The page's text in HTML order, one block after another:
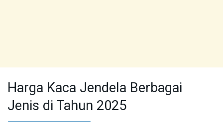
Harga Kaca Jendela Berbagai
Jenis di Tahun 2025